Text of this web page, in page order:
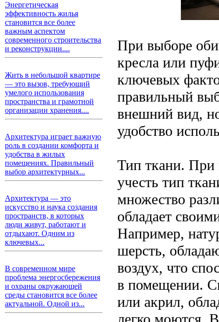
Энергетическая
эффективность жилья
становится все более
важным аспектом
современного строительства
и реконструкции....
Жить в небольшой квартире
— это вызов, требующий
умелого использования
пространства и грамотной
организации хранения....
Архитектура играет важную
роль в создании комфорта и
удобства в жилых
помещениях. Правильный
выбор архитектурных...
Архитектура — это
искусство и наука создания
пространств, в которых
люди живут, работают и
отдыхают. Одним из
ключевых...
В современном мире
проблема энергосбережения
и охраны окружающей
среды становится все более
актуальной. Одной из...
При выборе
кресла или
ключевых
правильный
внешний вид,
удобство
Тип ткани. При
учесть тип
множество
обладает
Например,
шерсть,
воздух, что
в помещении.
или акрил,